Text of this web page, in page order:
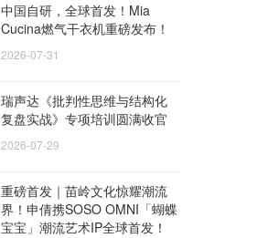
中国自研，全球首发！Mia
Cucina燃气干衣机重磅发布！
2026-07-31
瑞声达《批判性思维与结构化
复盘实战》专项培训圆满收官
2026-07-29
重磅首发｜苗岭文化惊耀潮流
界！申倩携SOSO OMNI「蝴蝶
宝宝」潮流艺术IP全球首发！